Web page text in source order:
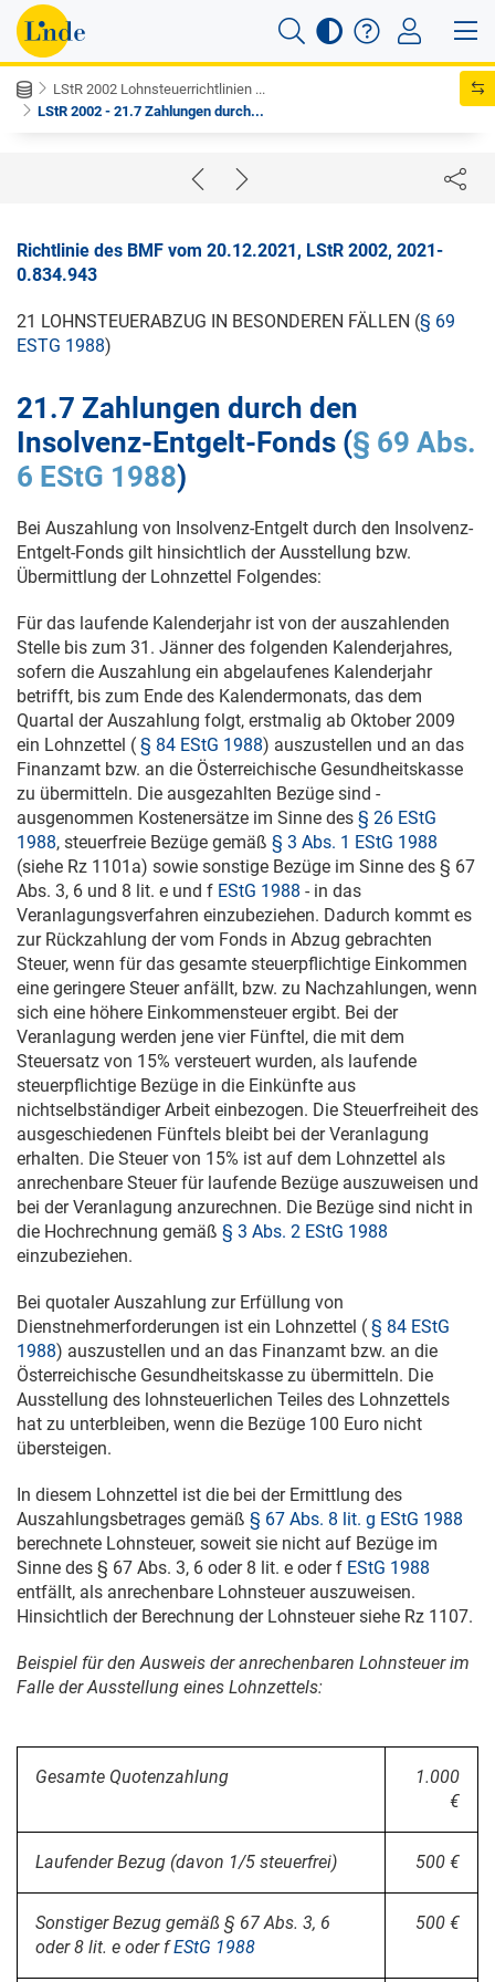
LStR 2002 Lohnsteuerrichtlinien ...
LStR 2002 - 21.7 Zahlungen durch...
Richtlinie des BMF vom 20.12.2021, LStR 2002, 2021-
0.834.943
21 LOHNSTEUERABZUG IN BESONDEREN FÄLLEN (§ 69
ESTG 1988)
21.7 Zahlungen durch den
Insolvenz-Entgelt-Fonds (§ 69 Abs.
6 EStG 1988)
Bei Auszahlung von Insolvenz-Entgelt durch den Insolvenz-
Entgelt-Fonds gilt hinsichtlich der Ausstellung bzw.
Übermittlung der Lohnzettel Folgendes:
Für das laufende Kalenderjahr ist von der auszahlenden
Stelle bis zum 31. Jänner des folgenden Kalenderjahres,
sofern die Auszahlung ein abgelaufenes Kalenderjahr
betrifft, bis zum Ende des Kalendermonats, das dem
Quartal der Auszahlung folgt, erstmalig ab Oktober 2009
ein Lohnzettel ( § 84 EStG 1988) auszustellen und an das
Finanzamt bzw. an die Österreichische Gesundheitskasse
zu übermitteln. Die ausgezahlten Bezüge sind -
ausgenommen Kostenersätze im Sinne des § 26 EStG
1988, steuerfreie Bezüge gemäß § 3 Abs. 1 EStG 1988
(siehe Rz 1101a) sowie sonstige Bezüge im Sinne des § 67
Abs. 3, 6 und 8 lit. e und f EStG 1988 - in das
Veranlagungsverfahren einzubeziehen. Dadurch kommt es
zur Rückzahlung der vom Fonds in Abzug gebrachten
Steuer, wenn für das gesamte steuerpflichtige Einkommen
eine geringere Steuer anfällt, bzw. zu Nachzahlungen, wenn
sich eine höhere Einkommensteuer ergibt. Bei der
Veranlagung werden jene vier Fünftel, die mit dem
Steuersatz von 15% versteuert wurden, als laufende
steuerpflichtige Bezüge in die Einkünfte aus
nichtselbständiger Arbeit einbezogen. Die Steuerfreiheit des
ausgeschiedenen Fünftels bleibt bei der Veranlagung
erhalten. Die Steuer von 15% ist auf dem Lohnzettel als
anrechenbare Steuer für laufende Bezüge auszuweisen und
bei der Veranlagung anzurechnen. Die Bezüge sind nicht in
die Hochrechnung gemäß § 3 Abs. 2 EStG 1988
einzubeziehen.
Bei quotaler Auszahlung zur Erfüllung von
Dienstnehmerforderungen ist ein Lohnzettel ( § 84 EStG
1988) auszustellen und an das Finanzamt bzw. an die
Österreichische Gesundheitskasse zu übermitteln. Die
Ausstellung des lohnsteuerlichen Teiles des Lohnzettels
hat zu unterbleiben, wenn die Bezüge 100 Euro nicht
übersteigen.
In diesem Lohnzettel ist die bei der Ermittlung des
Auszahlungsbetrages gemäß § 67 Abs. 8 lit. g EStG 1988
berechnete Lohnsteuer, soweit sie nicht auf Bezüge im
Sinne des § 67 Abs. 3, 6 oder 8 lit. e oder f EStG 1988
entfällt, als anrechenbare Lohnsteuer auszuweisen.
Hinsichtlich der Berechnung der Lohnsteuer siehe Rz 1107.
Beispiel für den Ausweis der anrechenbaren Lohnsteuer im
Falle der Ausstellung eines Lohnzettels:
Gesamte Quotenzahlung
1.000
€
Laufender Bezug (davon 1/5 steuerfrei) 500 €
Sonstiger Bezug gemäß § 67 Abs. 3, 6
oder 8 lit. e oder fEStG 1988
500 €